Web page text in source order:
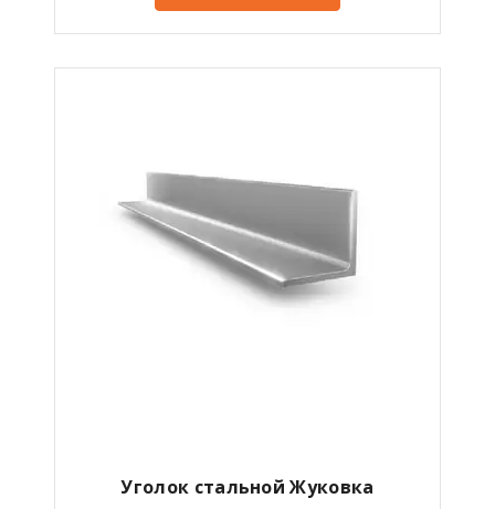
Уголок стальной Жуковка